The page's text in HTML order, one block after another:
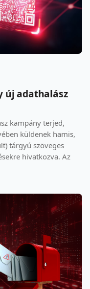
új adathalász
kampány terjed,
küldenek hamis,
tárgyú szöveges
hivatkozva. Az